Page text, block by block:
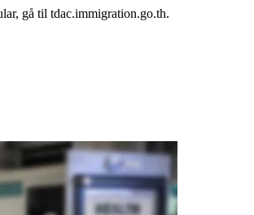
gå til tdac.immigration.go.th.